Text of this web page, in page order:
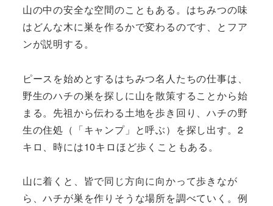
山の中の安全な空間のこともある。はちみつの味
はどんな木に巣を作るかで変わるのです、とフア
ンが説明する。
ピースを始めとするはちみつ名人たちの仕事は、
野生のハチの巣を探しに山を散策することから始
まる。先祖から伝わる土地を歩き回り、ハチの野
生の住処（「キャンプ」と呼ぶ）を探し出す。2
キロ、時には10キロほど歩くこともある。
山に着くと、皆で同じ方向に向かって歩きなが
ら、ハチが巣を作りそうな場所を調べていく。例